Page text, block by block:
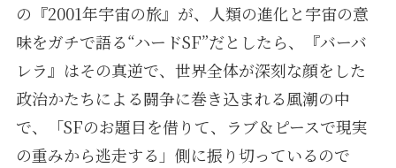
の『2001年宇宙の旅』が、人類の進化と宇宙の意
味をガチで語る“ハードSF”だとしたら、『バーバ
レラ』はその真逆で、世界全体が深刻な顔をした
政治かたちによる闘争に巻き込まれる風潮の中
で、「SFのお題目を借りて、ラブ＆ピースで現実
の重みから逃走する」側に振り切っているので